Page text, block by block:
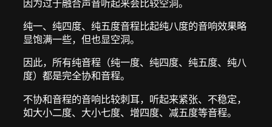
因为过于融合声音听起来会比较空洞。
纯一、纯四度、纯五度音程比起纯八度的音响效果略
显饱满一些，但也显空洞。
因此，所有纯音程（纯一度、纯四度、纯五度、纯八
度）都是完全协和音程。
不协和音程的音响比较刺耳，听起来紧张、不稳定，
如大小二度、大小七度、增四度、减五度等音程。